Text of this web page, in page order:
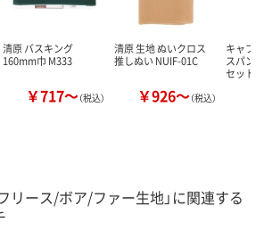
清原 バスキング
160mm巾 M333
￥717～（税込）
清原 生地 ぬいクロス
推しぬい NUIF-01C
￥926～（税込）
キャプ
スパン
セット
リース/ボア/ファー生地」に関連する